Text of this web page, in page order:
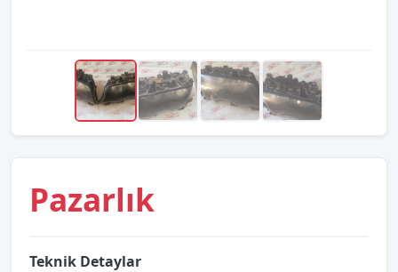
Pazarlık
Teknik Detaylar